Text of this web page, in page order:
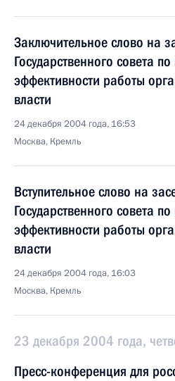
Заключительное слово на
Государственного совета
эффективности работы
власти
24 декабря 2004 года, 16:53
Москва, Кремль
Вступительное слово на
Государственного совета
эффективности работы
власти
24 декабря 2004 года, 16:03
Москва, Кремль
23 декабря 2004 года,
Пресс-конференция для